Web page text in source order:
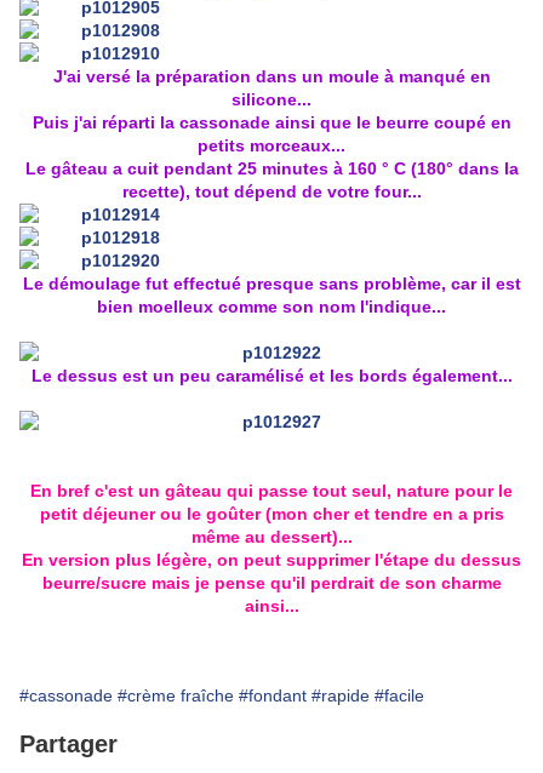
J'ai versé la préparation dans un moule à manqué en
silicone...
Puis j'ai réparti la cassonade ainsi que le beurre coupé en
petits morceaux...
Le gâteau a cuit pendant 25 minutes à 160 ° C (180° dans la
recette), tout dépend de votre four...
Le démoulage fut effectué presque sans problème, car il est
bien moelleux comme son nom l'indique...
Le dessus est un peu caramélisé et les bords également...
En bref c'est un gâteau qui passe tout seul, nature pour le
petit déjeuner ou le goûter (mon cher et tendre en a pris
même au dessert)...
En version plus légère, on peut supprimer l'étape du dessus
beurre/sucre mais je pense qu'il perdrait de son charme
ainsi...
#cassonade #crème fraîche #fondant #rapide #facile
Partager